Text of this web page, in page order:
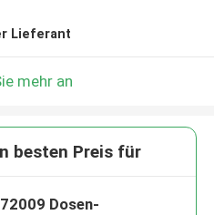
Lieferant
mehr an
besten Preis für
Dosen-